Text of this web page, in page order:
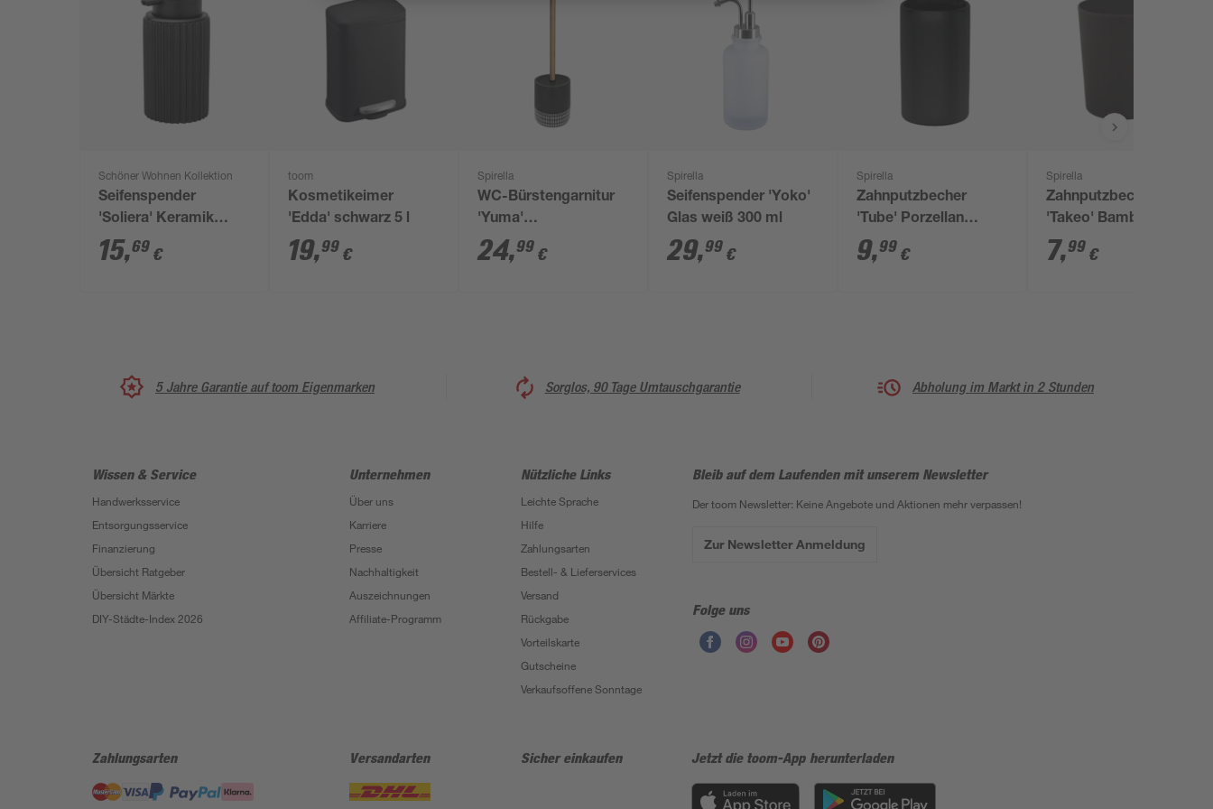
Schöner Wohnen Kollektion
Seifenspender
'Soliera' Keramik
schwarz 400 ml
15,69 €
toom
Kosmetikeimer
'Edda' schwarz 5 l
19,99 €
Spirella
WC-Bürstengarnitur
'Yuma'
dunkelgrau/weiß Ø 10
x 36 cm
24,99 €
Spirella
Seifenspender 'Yoko'
Glas weiß 300 ml
29,99 €
Spirella
Zahnputzbecher
'Tube' Porzellan
schwarz Ø 7 x 11,5
cm
9,99 €
Spirella
Zahnputzbecher
'Takeo' Bambusfasern
anthrazit Ø 7,4 x 9,2
cm
7,99 €
5 Jahre Garantie auf toom Eigenmarken Sorglos, 90 Tage Umtauschgarantie Abholung im Markt in 2 Stunden
Wissen & Service
Handwerksservice
Entsorgungsservice
Finanzierung
Übersicht Ratgeber
Übersicht Märkte
DIY-Städte-Index 2026
Unternehmen
Über uns
Karriere
Presse
Nachhaltigkeit
Auszeichnungen
Affiliate-Programm
Nützliche Links
Leichte Sprache
Hilfe
Zahlungsarten
Bestell- & Lieferservices
Versand
Rückgabe
Vorteilskarte
Gutscheine
Verkaufsoffene Sonntage
Bleib auf dem Laufenden mit unserem Newsletter
Der toom Newsletter: Keine Angebote und Aktionen mehr verpassen!
Zur Newsletter Anmeldung
Folge uns
Zahlungsarten Versandarten Sicher einkaufen Jetzt die toom-App herunterladen